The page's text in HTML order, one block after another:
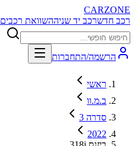
CARZONE
רכב חדשרכב יד שניההשוואת רכבים
הרשמה/התחברות
ראשי
ב.מ.וו
סדרה 3
2022